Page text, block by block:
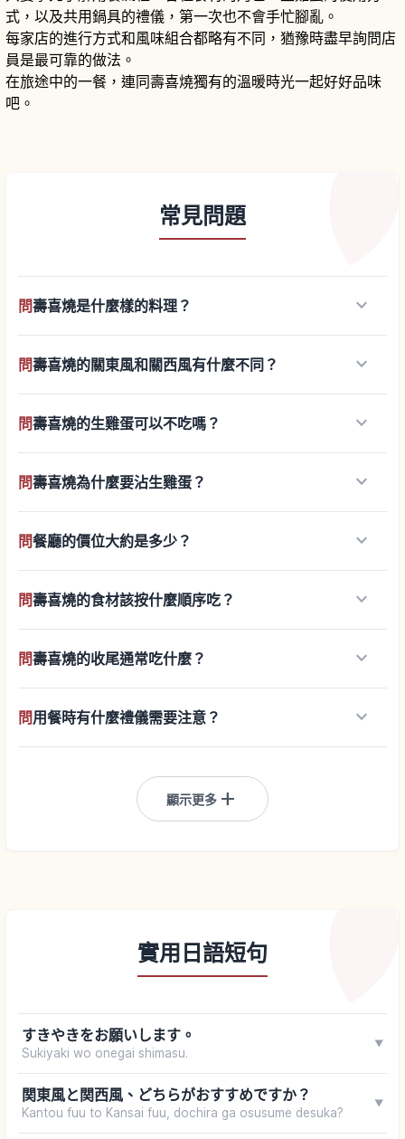
式，以及共用鍋具的禮儀，第一次也不會手忙腳亂。
每家店的進行方式和風味組合都略有不同，猶豫時盡早詢問店
員是最可靠的做法。
在旅途中的一餐，連同壽喜燒獨有的溫暖時光一起好好品味
吧。
常見問題
問壽喜燒是什麼樣的料理？ keyboard_arrow_down
問壽喜燒的關東風和關西風有什麼不同？ keyboard_arrow_down
問壽喜燒的生雞蛋可以不吃嗎？ keyboard_arrow_down
問壽喜燒為什麼要沾生雞蛋？ keyboard_arrow_down
問餐廳的價位大約是多少？ keyboard_arrow_down
問壽喜燒的食材該按什麼順序吃？ keyboard_arrow_down
問壽喜燒的收尾通常吃什麼？ keyboard_arrow_down
問用餐時有什麼禮儀需要注意？ keyboard_arrow_down
顯示更多 add
實用日語短句
すきやきをお願いします。
Sukiyaki wo onegai shimasu.
▼
関東風と関西風、どちらがおすすめですか？
Kantou fuu to Kansai fuu, dochira ga osusume desuka?
▼